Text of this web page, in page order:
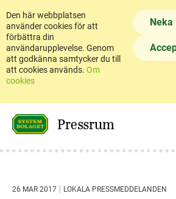
Den här webbplatsen
använder cookies för att
förbättra din
användarupplevelse. Genom
att godkänna samtycker du till
att cookies används. Om
cookies
Neka
Pressrum
26 MAR 2017 LOKALA PRESSMEDDELANDEN